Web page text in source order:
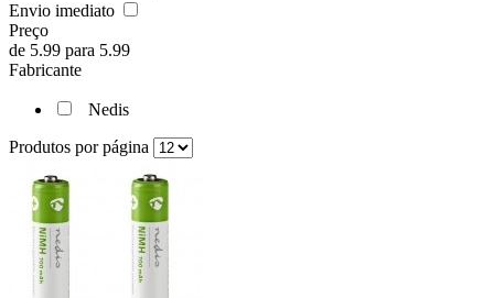
Envio imediato
Preço
de 5.99 para 5.99
Fabricante
Nedis
Produtos por página